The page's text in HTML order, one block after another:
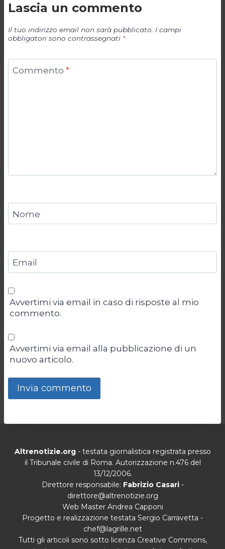
Lascia un commento
Il tuo indirizzo email non sarà pubblicato. I campi
obbligatori sono contrassegnati *
Commento *
Nome
Email
Avvertimi via email in caso di risposte al mio
commento.
Avvertimi via email alla pubblicazione di un
nuovo articolo.
Altrenotizie.org- testata giornalistica registrata presso
il Tribunale civile di Roma. Autorizzazione n.476 del
13/12/2006.
Direttore responsabile: Fabrizio Casari-
direttore@altrenotizie.org
Web Master Andrea Capponi
Progetto e realizzazione testata Sergio Carravetta -
chef@lagrille.net
Tutti gli articoli sono sotto licenza Creative Commons,